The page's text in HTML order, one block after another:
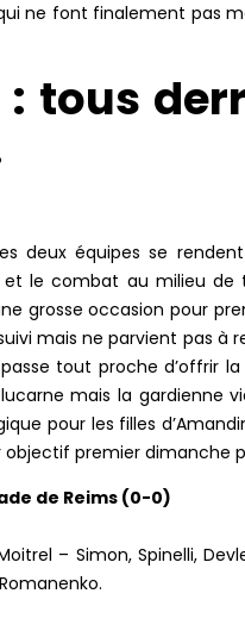
ne font finalement pas
: tous
deux équipes se
le combat au milieu de
grosse occasion pour
mais ne parvient pas
passe tout proche d’offrir
mais la gardienne
pour les filles
premier dimanche
de Reims (0-0)
– Simon, Spinelli,